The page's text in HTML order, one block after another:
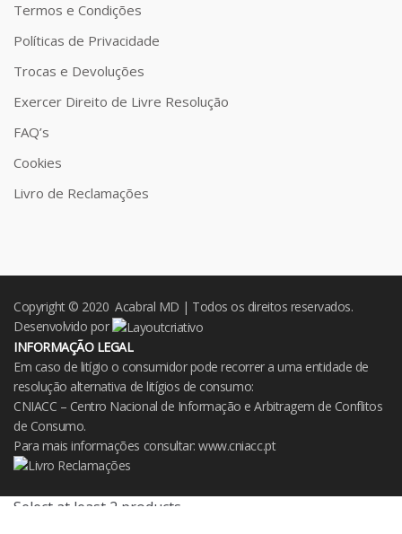
Termos e Condições
Políticas de Privacidade
Trocas e Devoluções
Exercer Direito de Livre Resolução
FAQ’s
Cookies
Livro de Reclamações
Copyright © 2020 Acabral MD | Todos os direitos reservados.
Desenvolvido por
INFORMAÇÃO LEGAL
Em caso de litígio o consumidor pode recorrer a uma entidade de
resolução alternativa de litígios de consumo:
CNIACC – Centro Nacional de Informação e Arbitragem de Conflitos
de Consumo.
Para mais informações consultar:www.cniacc.pt
Select at least 2 products